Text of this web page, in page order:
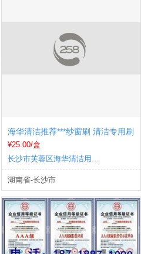
海华清洁推荐***纱窗刷 清洁专用刷
¥25.00/盒
长沙市芙蓉区海华清洁用品商行
湖南省-长沙市